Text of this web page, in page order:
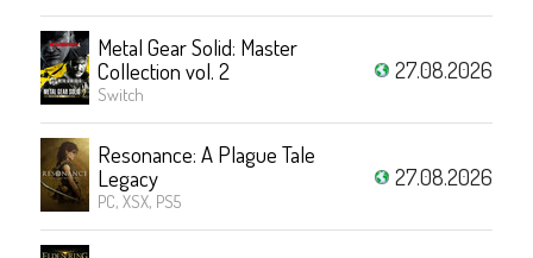
Metal Gear Solid: Master
Collection vol. 2
Switch
27.08.2026
Resonance: A Plague Tale
Legacy
PC, XSX, PS5
27.08.2026